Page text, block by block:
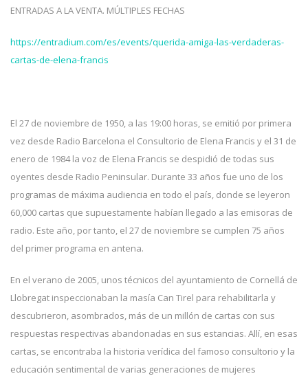
ENTRADAS A LA VENTA. MÚLTIPLES FECHAS
https://entradium.com/es/events/querida-amiga-las-verdaderas-
cartas-de-elena-francis
El 27 de noviembre de 1950, a las 19:00 horas, se emitió por primera
vez desde Radio Barcelona el Consultorio de Elena Francis y el 31 de
enero de 1984 la voz de Elena Francis se despidió de todas sus
oyentes desde Radio Peninsular. Durante 33 años fue uno de los
programas de máxima audiencia en todo el país, donde se leyeron
60,000 cartas que supuestamente habían llegado a las emisoras de
radio. Este año, por tanto, el 27 de noviembre se cumplen 75 años
del primer programa en antena.
En el verano de 2005, unos técnicos del ayuntamiento de Cornellá de
Llobregat inspeccionaban la masía Can Tirel para rehabilitarla y
descubrieron, asombrados, más de un millón de cartas con sus
respuestas respectivas abandonadas en sus estancias. Allí, en esas
cartas, se encontraba la historia verídica del famoso consultorio y la
educación sentimental de varias generaciones de mujeres